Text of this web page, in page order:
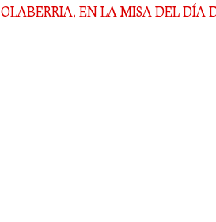
OLABERRIA, EN LA MISA DEL DÍA